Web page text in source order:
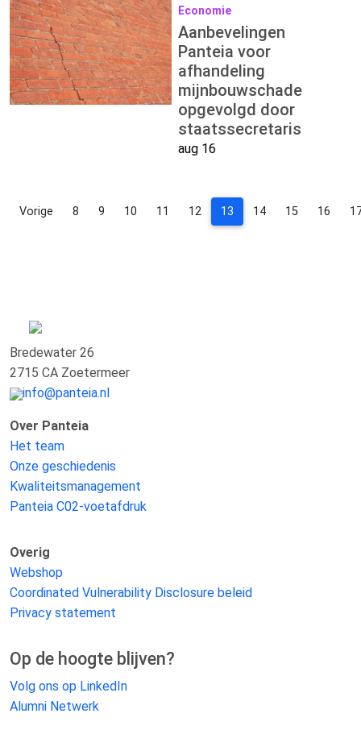
Economie
Aanbevelingen
Panteia voor
afhandeling
mijnbouwschade
opgevolgd door
staatssecretaris
aug 16
Vorige 8 9 10 11 12 13 14 15 16
Bredewater 26
2715 CA Zoetermeer
info@panteia.nl
Over Panteia
Het team
Onze geschiedenis
Kwaliteitsmanagement
Panteia C02-voetafdruk
Overig
Webshop
Coordinated Vulnerability Disclosure beleid
Privacy statement
Op de hoogte blijven?
Volg ons op LinkedIn
Alumni Netwerk